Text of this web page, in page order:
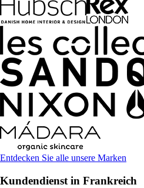
Entdecken Sie alle unsere Marken
Kundendienst in Frankreich